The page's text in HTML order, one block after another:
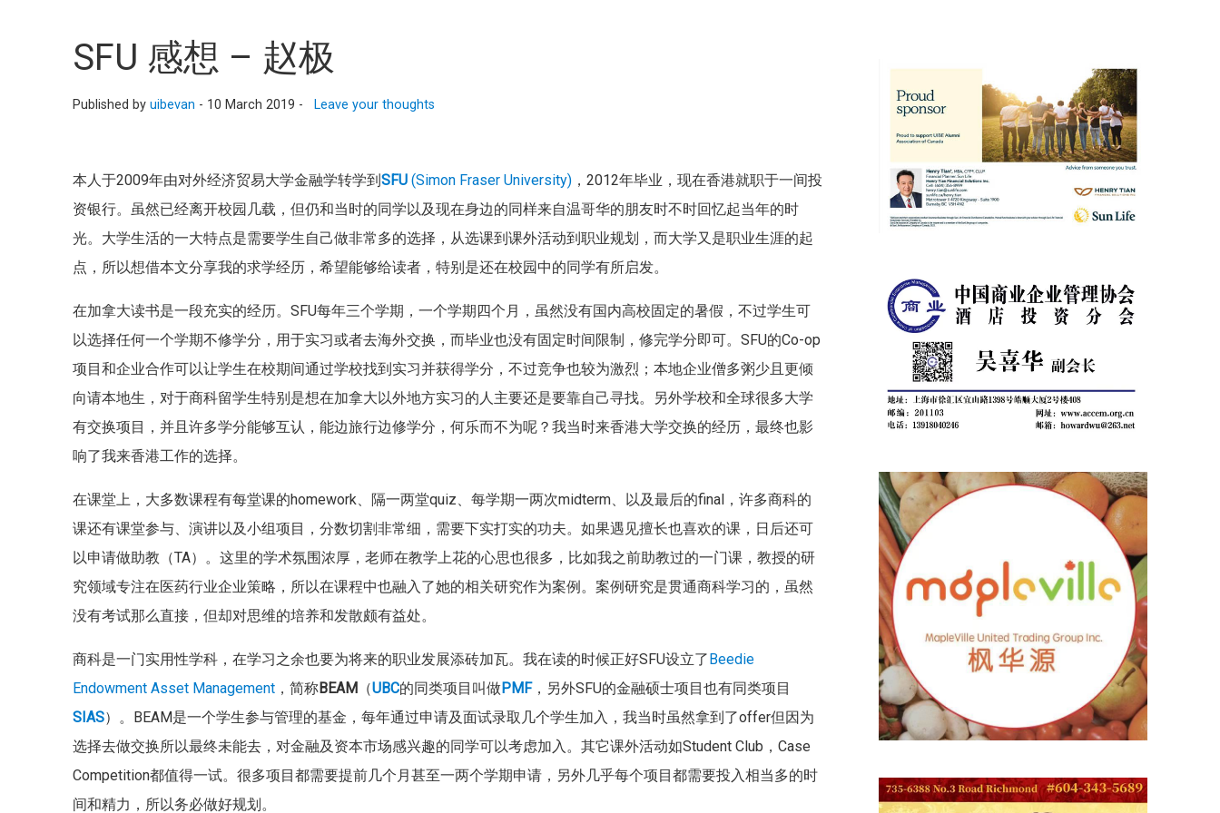
SFU 感想 – 赵极
Published byuibevan - 10 March 2019 - Leave your thoughts
本人于2009年由对外经济贸易大学金融学转学到SFU (Simon Fraser University) ，2012年毕业，现在香港就职于一间投
资银行。虽然已经离开校园几载，但仍和当时的同学以及现在身边的同样来自温哥华的朋友时不时回忆起当年的时
光。大学生活的一大特点是需要学生自己做非常多的选择，从选课到课外活动到职业规划，而大学又是职业生涯的起
点，所以想借本文分享我的求学经历，希望能够给读者，特别是还在校园中的同学有所启发。
在加拿大读书是一段充实的经历。SFU每年三个学期，一个学期四个月，虽然没有国内高校固定的暑假，不过学生可
以选择任何一个学期不修学分，用于实习或者去海外交换，而毕业也没有固定时间限制，修完学分即可。SFU的Co-op
项目和企业合作可以让学生在校期间通过学校找到实习并获得学分，不过竞争也较为激烈；本地企业僧多粥少且更倾
向请本地生，对于商科留学生特别是想在加拿大以外地方实习的人主要还是要靠自己寻找。另外学校和全球很多大学
有交换项目，并且许多学分能够互认，能边旅行边修学分，何乐而不为呢？我当时来香港大学交换的经历，最终也影
响了我来香港工作的选择。
在课堂上，大多数课程有每堂课的homework、隔一两堂quiz、每学期一两次midterm、以及最后的final，许多商科的
课还有课堂参与、演讲以及小组项目，分数切割非常细，需要下实打实的功夫。如果遇见擅长也喜欢的课，日后还可
以申请做助教（TA）。这里的学术氛围浓厚，老师在教学上花的心思也很多，比如我之前助教过的一门课，教授的研
究领域专注在医药行业企业策略，所以在课程中也融入了她的相关研究作为案例。案例研究是贯通商科学习的，虽然
没有考试那么直接，但却对思维的培养和发散颇有益处。
商科是一门实用性学科，在学习之余也要为将来的职业发展添砖加瓦。我在读的时候正好SFU设立了Beedie
Endowment Asset Management ，简称BEAM （UBC的同类项目叫做PMF，另外SFU的金融硕士项目也有同类项目
SIAS）。BEAM是一个学生参与管理的基金，每年通过申请及面试录取几个学生加入，我当时虽然拿到了offer但因为
选择去做交换所以最终未能去，对金融及资本市场感兴趣的同学可以考虑加入。其它课外活动如Student Club，Case
Competition都值得一试。很多项目都需要提前几个月甚至一两个学期申请，另外几乎每个项目都需要投入相当多的时
间和精力，所以务必做好规划。